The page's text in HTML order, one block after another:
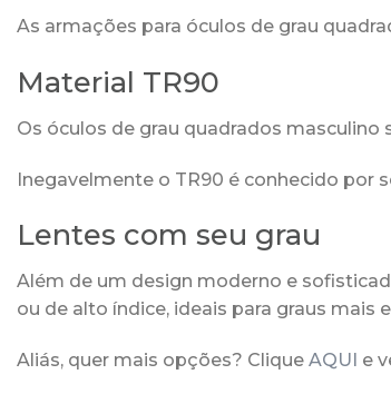
As armações para óculos de grau
Material TR90
Os óculos de grau quadrados
Inegavelmente o TR90 é conhecido por
Lentes com seu grau
Além de um design moderno e
ou de alto índice, ideais para graus mais
Aliás, quer mais opções? Clique AQUI e